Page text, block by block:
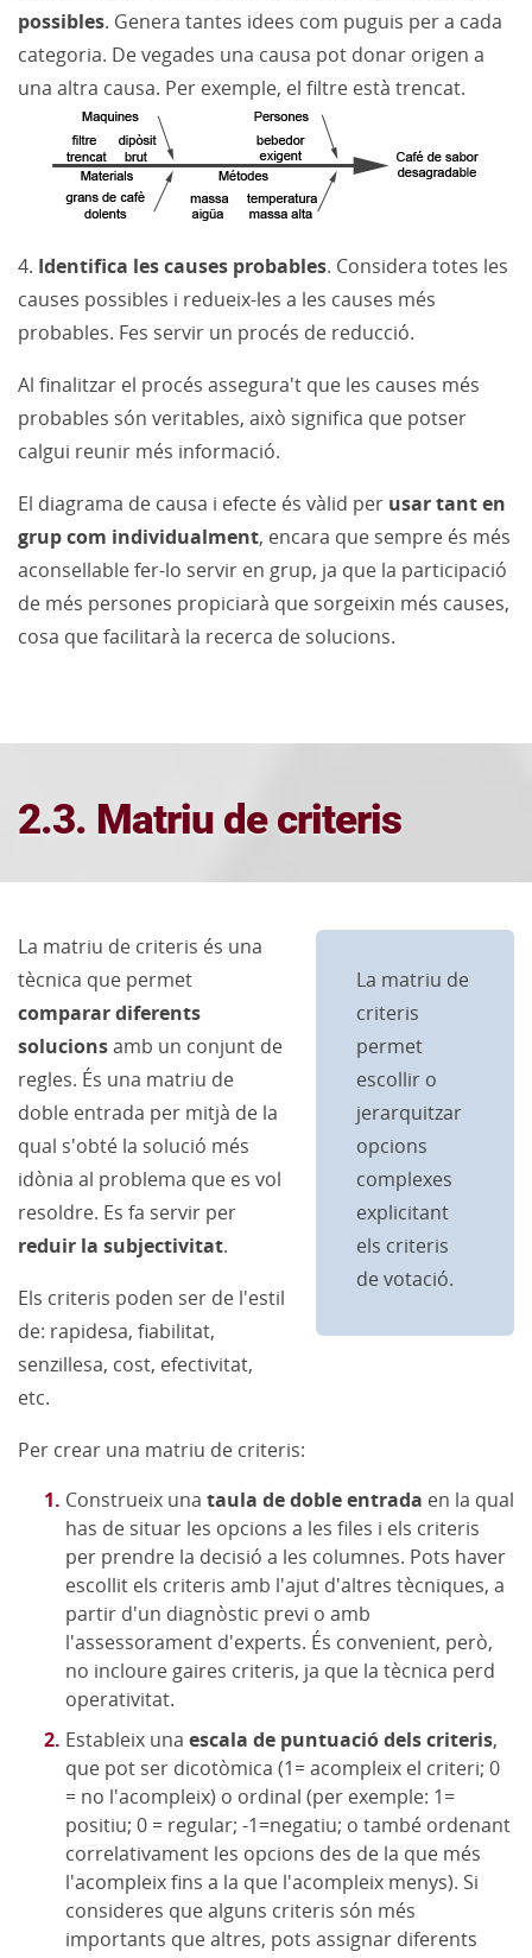
possibles. Genera tantes idees com puguis per a cada
categoria. De vegades una causa pot donar origen a
una altra causa. Per exemple, el filtre està trencat.
4. Identifica les causes probables. Considera totes les
causes possibles i redueix-les a les causes més
probables. Fes servir un procés de reducció.
Al finalitzar el procés assegura't que les causes més
probables són veritables, això significa que potser
calgui reunir més informació.
El diagrama de causa i efecte és vàlid per usar tant en
grup com individualment, encara que sempre és més
aconsellable fer-lo servir en grup, ja que la participació
de més persones propiciarà que sorgeixin més causes,
cosa que facilitarà la recerca de solucions.
2.3. Matriu de criteris
La matriu de
criteris
permet
escollir o
jerarquitzar
opcions
complexes
explicitant
els criteris
de votació.
La matriu de criteris és una
tècnica que permet
comparar diferents
solucionsamb un conjunt de
regles. És una matriu de
doble entrada per mitjà de la
qual s'obté la solució més
idònia al problema que es vol
resoldre. Es fa servir per
reduir la subjectivitat.
Els criteris poden ser de l'estil
de: rapidesa, fiabilitat,
senzillesa, cost, efectivitat,
etc.
Per crear una matriu de criteris:
Construeix una taula de doble entrada en la qual
has de situar les opcions a les files i els criteris
per prendre la decisió a les columnes. Pots haver
escollit els criteris amb l'ajut d'altres tècniques, a
partir d'un diagnòstic previ o amb
l'assessorament d'experts. És convenient, però,
no incloure gaires criteris, ja que la tècnica perd
operativitat.
Estableix una escala de puntuació dels criteris,
que pot ser dicotòmica (1= acompleix el criteri; 0
= no l'acompleix) o ordinal (per exemple: 1=
positiu; 0 = regular; -1=negatiu; o també ordenant
correlativament les opcions des de la que més
l'acompleix fins a la que l'acompleix menys). Si
consideres que alguns criteris són més
importants que altres, pots assignar diferents